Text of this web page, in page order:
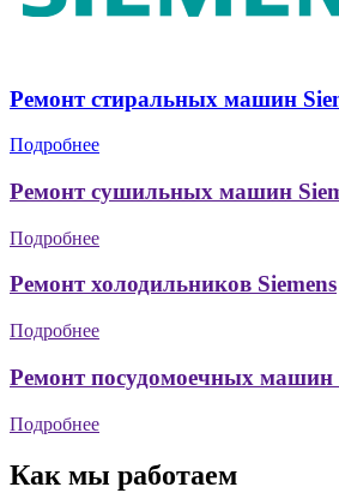
Ремонт стиральных машин
Подробнее
Ремонт сушильных машин
Подробнее
Ремонт холодильников Siemens
Подробнее
Ремонт посудомоечных машин
Подробнее
Как мы работаем